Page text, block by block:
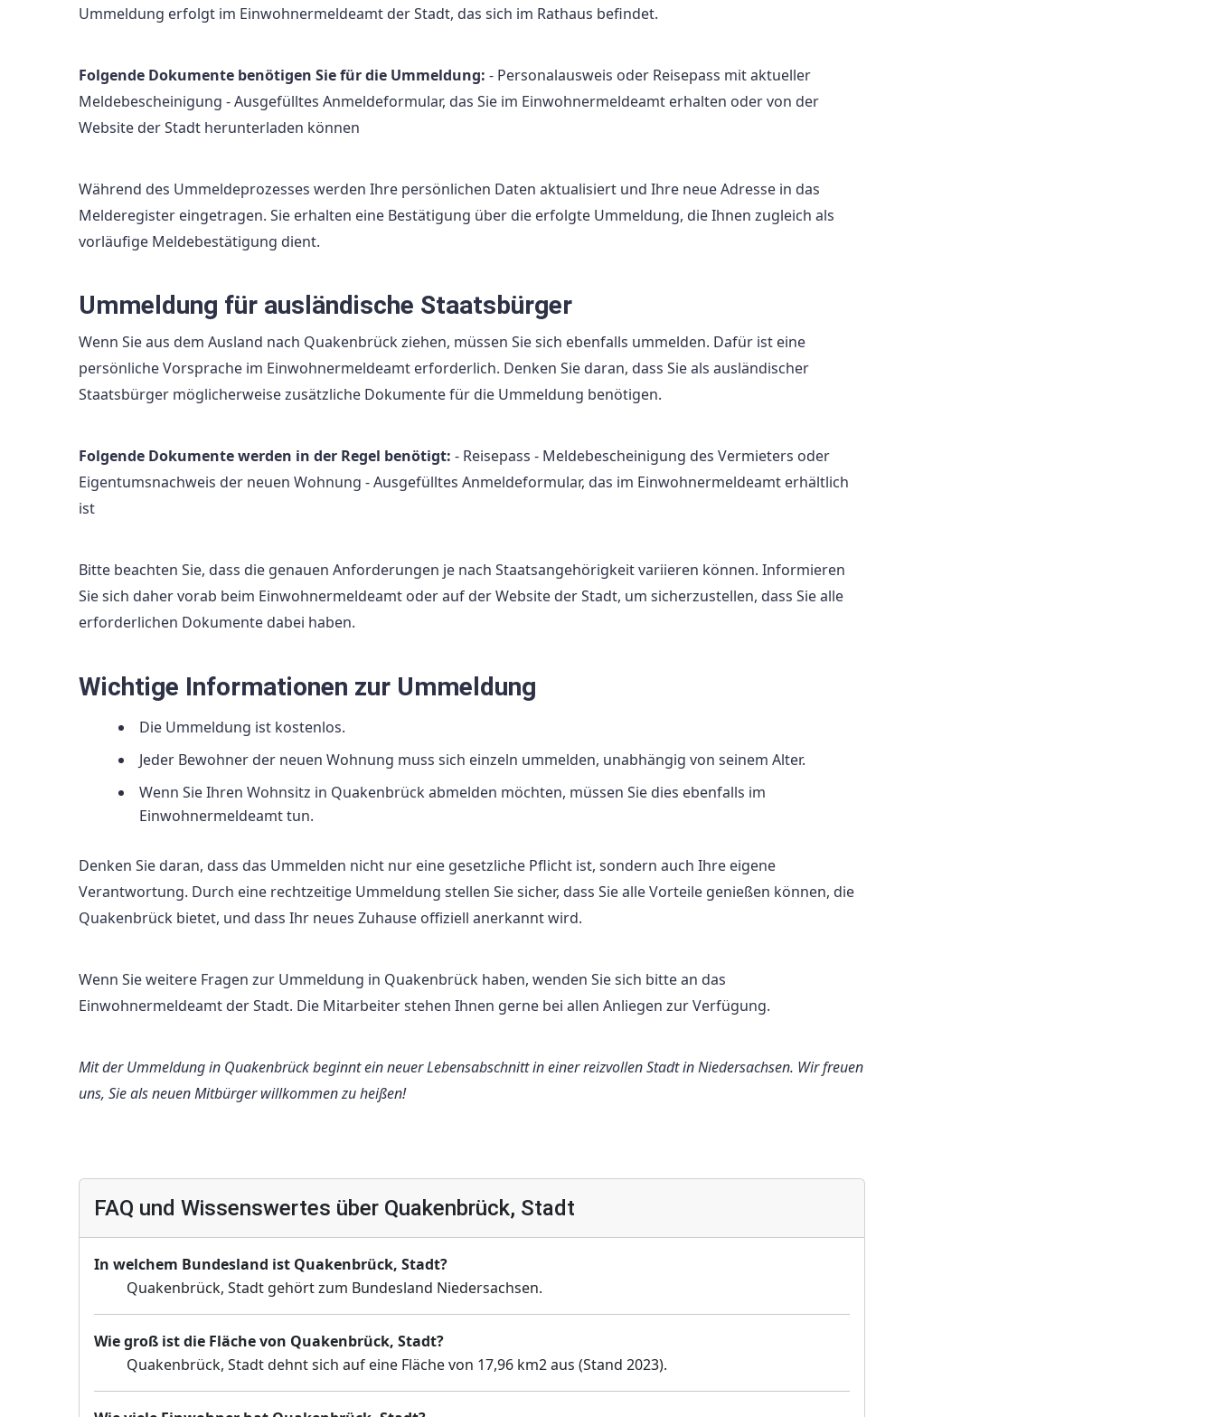
Ummeldung erfolgt im Einwohnermeldeamt der Stadt, das sich im Rathaus befindet.
Folgende Dokumente benötigen Sie für die Ummeldung: - Personalausweis oder Reisepass mit aktueller
Meldebescheinigung - Ausgefülltes Anmeldeformular, das Sie im Einwohnermeldeamt erhalten oder von der
Website der Stadt herunterladen können
Während des Ummeldeprozesses werden Ihre persönlichen Daten aktualisiert und Ihre neue Adresse in das
Melderegister eingetragen. Sie erhalten eine Bestätigung über die erfolgte Ummeldung, die Ihnen zugleich als
vorläufige Meldebestätigung dient.
Ummeldung für ausländische Staatsbürger
Wenn Sie aus dem Ausland nach Quakenbrück ziehen, müssen Sie sich ebenfalls ummelden. Dafür ist eine
persönliche Vorsprache im Einwohnermeldeamt erforderlich. Denken Sie daran, dass Sie als ausländischer
Staatsbürger möglicherweise zusätzliche Dokumente für die Ummeldung benötigen.
Folgende Dokumente werden in der Regel benötigt: - Reisepass - Meldebescheinigung des Vermieters oder
Eigentumsnachweis der neuen Wohnung - Ausgefülltes Anmeldeformular, das im Einwohnermeldeamt erhältlich
ist
Bitte beachten Sie, dass die genauen Anforderungen je nach Staatsangehörigkeit variieren können. Informieren
Sie sich daher vorab beim Einwohnermeldeamt oder auf der Website der Stadt, um sicherzustellen, dass Sie alle
erforderlichen Dokumente dabei haben.
Wichtige Informationen zur Ummeldung
Die Ummeldung ist kostenlos.
Jeder Bewohner der neuen Wohnung muss sich einzeln ummelden, unabhängig von seinem Alter.
Wenn Sie Ihren Wohnsitz in Quakenbrück abmelden möchten, müssen Sie dies ebenfalls im
Einwohnermeldeamt tun.
Denken Sie daran, dass das Ummelden nicht nur eine gesetzliche Pflicht ist, sondern auch Ihre eigene
Verantwortung. Durch eine rechtzeitige Ummeldung stellen Sie sicher, dass Sie alle Vorteile genießen können, die
Quakenbrück bietet, und dass Ihr neues Zuhause offiziell anerkannt wird.
Wenn Sie weitere Fragen zur Ummeldung in Quakenbrück haben, wenden Sie sich bitte an das
Einwohnermeldeamt der Stadt. Die Mitarbeiter stehen Ihnen gerne bei allen Anliegen zur Verfügung.
Mit der Ummeldung in Quakenbrück beginnt ein neuer Lebensabschnitt in einer reizvollen Stadt in Niedersachsen. Wir freuen
uns, Sie als neuen Mitbürger willkommen zu heißen!
FAQ und Wissenswertes über Quakenbrück, Stadt
In welchem Bundesland ist Quakenbrück, Stadt?
Quakenbrück, Stadt gehört zum Bundesland Niedersachsen.
Wie groß ist die Fläche von Quakenbrück, Stadt?
Quakenbrück, Stadt dehnt sich auf eine Fläche von 17,96 km2 aus (Stand 2023).